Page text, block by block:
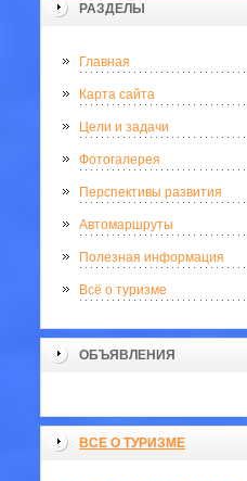
РАЗДЕЛЫ
Главная
Карта сайта
Цели и задачи
Фотогалерея
Перспективы развития
Автомаршруты
Полезная информация
Всё о туризме
ОБЪЯВЛЕНИЯ
ВСЕ О ТУРИЗМЕ